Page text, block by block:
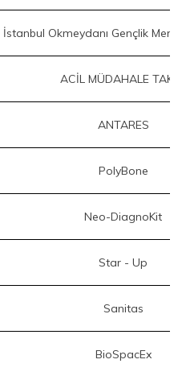
İstanbul Okmeydanı Gençlik
ACİL MÜDAHALE
ANTARES
PolyBone
Neo-DiagnoKit
Star - Up
Sanitas
BioSpacEx